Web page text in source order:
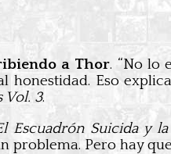
a Thor. “No lo
Eso
Vol. 3.
Suicida y la
problema. Pero hay